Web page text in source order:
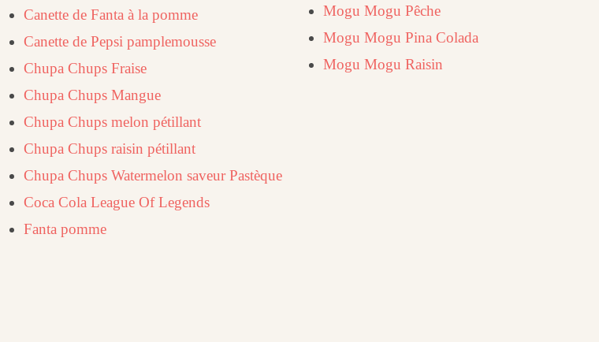
Canette de Fanta à la pomme
Canette de Pepsi pamplemousse
Chupa Chups Fraise
Chupa Chups Mangue
Chupa Chups melon pétillant
Chupa Chups raisin pétillant
Chupa Chups Watermelon saveur Pastèque
Coca Cola League Of Legends
Fanta pomme
Mogu Mogu Pêche
Mogu Mogu Pina Colada
Mogu Mogu Raisin